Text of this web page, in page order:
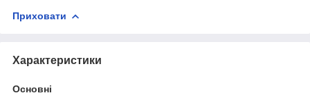
Приховати
Характеристики
Основні